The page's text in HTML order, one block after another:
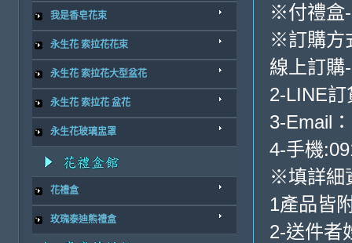
我是香皂花束
永生花 索拉花花束
永生花 索拉花大型盆花
永生花 索拉花 盆花
永生花玻璃盅罩
花禮盒
玫瑰泰迪熊禮盒
※付禮盒
※訂購方
線上訂購
2-LINE
3-Email
4-手機
※填詳細
1產品皆
2-送件者